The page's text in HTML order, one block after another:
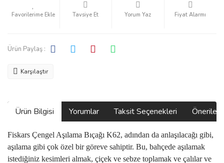
Tavsiye Et Yorum Yaz Fiyat Alarmı
Ürün Paylaş :
Karşılaştır
Ürün Bilgisi Yorumlar Taksit Seçenekleri
Fiskars Çengel Aşılama Bıçağı K62, adından da anlaşılacağı gibi,
aşılama gibi çok özel bir göreve sahiptir. Bu, bahçede aşılamak
istediğiniz kesimleri almak, çiçek ve sebze toplamak ve çalılar ve